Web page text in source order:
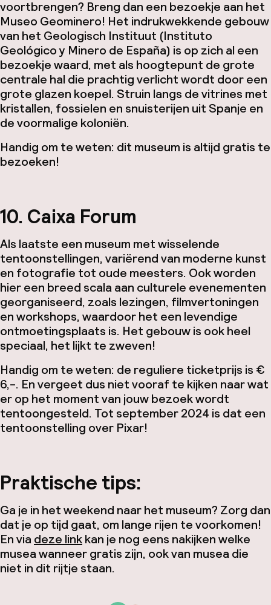
voortbrengen? Breng dan een bezoekje aan het
Museo Geominero! Het indrukwekkende gebouw
van het Geologisch Instituut (Instituto
Geológico y Minero de España) is op zich al een
bezoekje waard, met als hoogtepunt de grote
centrale hal die prachtig verlicht wordt door een
grote glazen koepel. Struin langs de vitrines met
kristallen, fossielen en snuisterijen uit Spanje en
de voormalige koloniën.
Handig om te weten: dit museum is altijd gratis te
bezoeken!
10. Caixa Forum
Als laatste een museum met wisselende
tentoonstellingen, variërend van moderne kunst
en fotografie tot oude meesters. Ook worden
hier een breed scala aan culturele evenementen
georganiseerd, zoals lezingen, filmvertoningen
en workshops, waardoor het een levendige
ontmoetingsplaats is. Het gebouw is ook heel
speciaal, het lijkt te zweven!
Handig om te weten: de reguliere ticketprijs is €
6,-. En vergeet dus niet vooraf te kijken naar wat
er op het moment van jouw bezoek wordt
tentoongesteld. Tot september 2024 is dat een
tentoonstelling over Pixar!
Praktische tips:
Ga je in het weekend naar het museum? Zorg dan
dat je op tijd gaat, om lange rijen te voorkomen!
En viadeze linkkan je nog eens nakijken welke
musea wanneer gratis zijn, ook van musea die
niet in dit rijtje staan.